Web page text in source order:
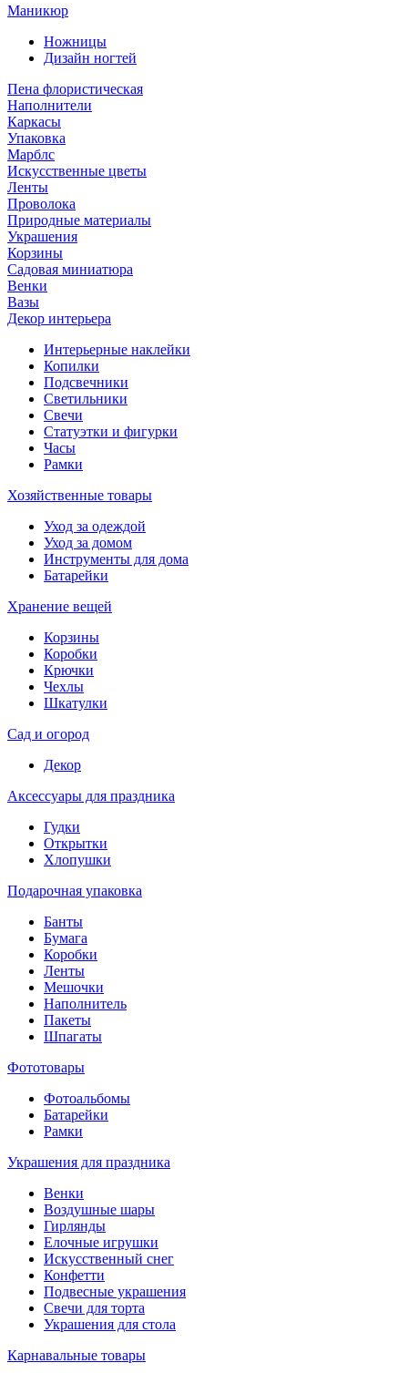
Маникюр
Ножницы
Дизайн ногтей
Пена флористическая
Наполнители
Каркасы
Упаковка
Марблс
Искусственные цветы
Ленты
Проволока
Природные материалы
Украшения
Корзины
Садовая миниатюра
Венки
Вазы
Декор интерьера
Интерьерные наклейки
Копилки
Подсвечники
Светильники
Свечи
Статуэтки и фигурки
Часы
Рамки
Хозяйственные товары
Уход за одеждой
Уход за домом
Инструменты для дома
Батарейки
Хранение вещей
Корзины
Коробки
Крючки
Чехлы
Шкатулки
Сад и огород
Декор
Аксессуары для праздника
Гудки
Открытки
Хлопушки
Подарочная упаковка
Банты
Бумага
Коробки
Ленты
Мешочки
Наполнитель
Пакеты
Шпагаты
Фототовары
Фотоальбомы
Батарейки
Рамки
Украшения для праздника
Венки
Воздушные шары
Гирлянды
Елочные игрушки
Искусственный снег
Конфетти
Подвесные украшения
Свечи для торта
Украшения для стола
Карнавальные товары